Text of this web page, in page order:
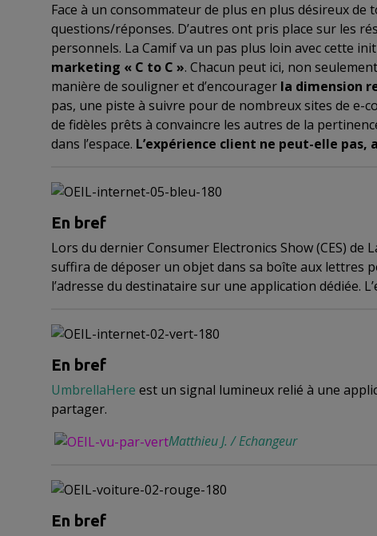
Face à un consommateur de plus en plus désireux
questions/réponses. D’autres ont pris place sur les
personnels. La Camif va un pas plus loin avec cette
marketing « C to C ». Chacun peut ici, non
manière de souligner et d’encourager la dimension
pas, une piste à suivre pour de nombreux sites de e-
de fidèles prêts à convaincre les autres de la
dans l’espace. L’expérience client ne peut-elle pas,
En bref
Lors du dernier Consumer Electronics Show (CES)
suffira de déposer un objet dans sa boîte aux lettres
l’adresse du destinataire sur une application dédiée.
En bref
UmbrellaHere est un signal lumineux relié à une
partager.
Matthieu J. / Echangeur
En bref